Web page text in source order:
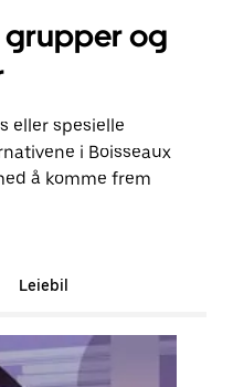
grupper og
eller spesielle
i Boisseaux
å komme frem
Leiebil